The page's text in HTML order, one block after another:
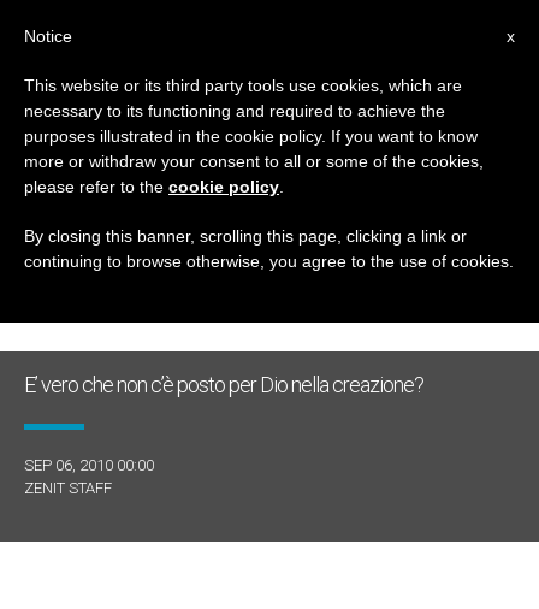
GIORNO
Settembre 6th, 2010
ULTIME NOTIZIE
E’ vero che non c’è posto per Dio nella creazione?
SEP 06, 2010 00:00
ZENIT STAFF
x
Notice
This website or its third party tools use cookies, which are
necessary to its functioning and required to achieve the
purposes illustrated in the cookie policy. If you want to know
more or withdraw your consent to all or some of the cookies,
please refer to the cookie policy
By closing this banner, scrolling this page, clicking a link or
continuing to browse otherwise, you agree to the use of cookies.